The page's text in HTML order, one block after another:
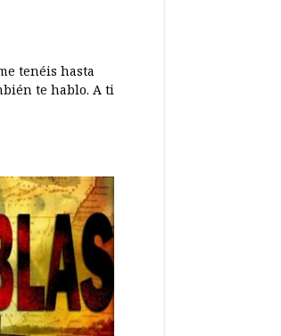
tenéis hasta
te hablo. A ti